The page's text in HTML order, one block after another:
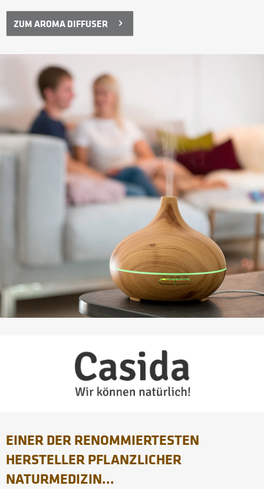
ZUM AROMA DIFFUSER
EINER DER RENOMMIERTESTEN
HERSTELLER PFLANZLICHER
NATURMEDIZIN...